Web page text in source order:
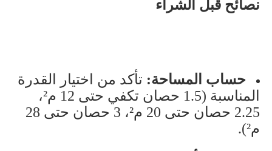
نصائح قبل الشراء
حساب المساحة: تأكد من اختيار القدرة
المناسبة (1.5 حصان تكفي حتى 12 م²،
2.25 حصان حتى 20 م²، 3 حصان حتى 28
م²)
.